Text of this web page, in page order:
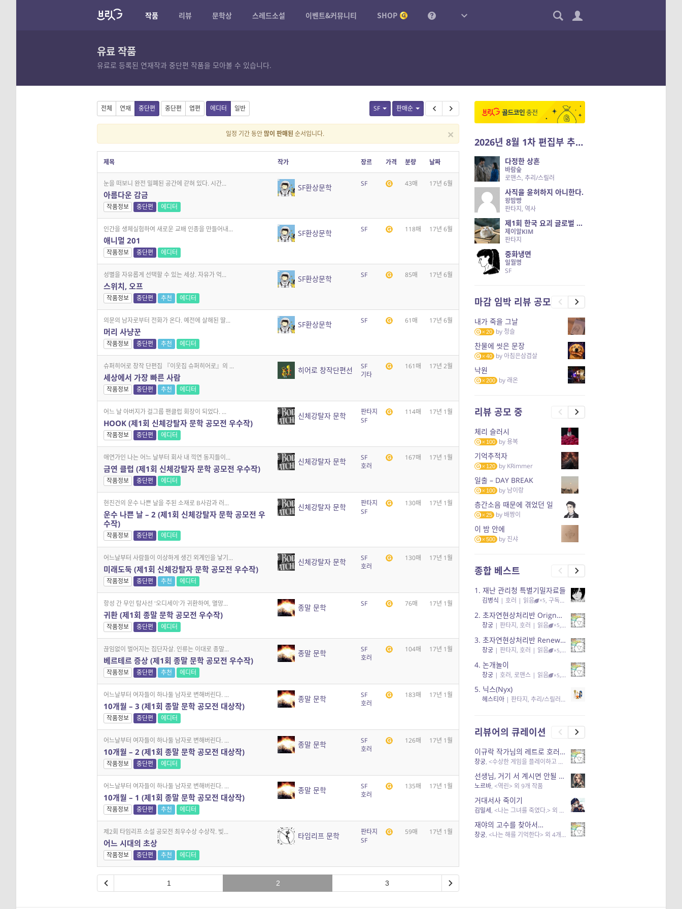
작품 리뷰 문학상 스레드소설 이벤트&커뮤니티 SHOP
유료 작품
유료로 등록된 연재작과 중단편 작품을 모아볼 수 있습니다.
SF 판매순
전체 연재 중단편 중단편 엽편 에디터 일반
×
일정 기간 동안많이 판매된 순서입니다.
제목 작가 장르 가격 분량 날짜
눈을 떠보니 완전 밀폐된 공간에 갇혀 있다. 시간...
아름다운 감금
작품정보 중단편 에디터
SF환상문학 SF 43매 17년 6월
인간을 생체실험하여 새로운 교배 인종을 만들어내...
애니멀 201
작품정보 중단편 에디터
SF환상문학 SF 118매 17년 6월
성별을 자유롭게 선택할 수 있는 세상. 자유가 억...
스위치, 오프
작품정보 중단편 추천 에디터
SF환상문학 SF 85매 17년 6월
의문의 남자로부터 전화가 온다. 예전에 살해된 딸...
머리 사냥꾼
작품정보 중단편 추천 에디터
SF환상문학 SF 61매 17년 6월
슈퍼히어로 창작 단편집 『이웃집 슈퍼히어로』의 ...
세상에서 가장 빠른 사람
작품정보 중단편 추천 에디터
히어로 창작단편선
SF
기타
161매 17년 2월
어느 날 아버지가 걸그룹 팬클럽 회장이 되었다. ...
HOOK (제1회 신체강탈자 문학 공모전 우수작)
작품정보 중단편 에디터
신체강탈자 문학
판타지
SF
114매 17년 1월
애연가인 나는 어느 날부터 회사 내 끽연 동지들이...
금연 클럽 (제1회 신체강탈자 문학 공모전 우수작)
작품정보 중단편 에디터
신체강탈자 문학
SF
호러
167매 17년 1월
현진건의 운수 나쁜 날을 주된 소재로 B사감과 러...
운수 나쁜 날 – 2 (제1회 신체강탈자 문학 공모전 우
수작)
작품정보 중단편 에디터
신체강탈자 문학
판타지
SF
130매 17년 1월
어느날부터 사람들이 이상하게 생긴 외계인을 낳기...
미래도둑 (제1회 신체강탈자 문학 공모전 우수작)
작품정보 중단편 추천 에디터
신체강탈자 문학
SF
호러
130매 17년 1월
항성 간 무인 탐사선 '오디세이'가 귀환하여, 멸망...
귀환 (제1회 종말 문학 공모전 우수작)
작품정보 중단편 에디터
종말 문학 SF 76매 17년 1월
끊임없이 벌어지는 집단자살. 인류는 이대로 종말...
베르테르 증상 (제1회 종말 문학 공모전 우수작)
작품정보 중단편 추천 에디터
종말 문학
SF
호러
104매 17년 1월
어느날부터 여자들이 하나둘 남자로 변해버린다. ...
10개월 – 3 (제1회 종말 문학 공모전 대상작)
작품정보 중단편 에디터
종말 문학
SF
호러
183매 17년 1월
어느날부터 여자들이 하나둘 남자로 변해버린다. ...
10개월 – 2 (제1회 종말 문학 공모전 대상작)
작품정보 중단편 에디터
종말 문학
SF
호러
126매 17년 1월
어느날부터 여자들이 하나둘 남자로 변해버린다. ...
10개월 – 1 (제1회 종말 문학 공모전 대상작)
작품정보 중단편 추천 에디터
종말 문학
SF
호러
135매 17년 1월
제2회 타임리프 소설 공모전 최우수상 수상작. 빚...
어느 시대의 초상
작품정보 중단편 추천 에디터
타임리프 문학
판타지
SF
59매 17년 1월
1 2 3
2026년 8월 1차 편집부 추천작
다정한 상흔
바람숲
로맨스, 추리/스릴러
사직을 윤허하지 아니한다.
왕밤빵
판타지, 역사
제1회 한국 요괴 글로벌 진출 공개 오디션 시즌 2 — 나는 요괴다
제이알KIM
판타지
중화냉면
일월명
SF
마감 임박 리뷰 공모
내가 죽을 그날
20 by 청슬
찬물에 씻은 문장
40 by 아침은삼겹살
낙원
200 by 래온
리뷰 공모 중
체리 슬러시
100 by용복
기억추적자
120 by KRimmer
일출 – DAY BREAK
100 by 남이랑
층간소음 때문에 겪었던 일
25 by 배짱이
이 밤 안에
500 by 진샤
종합 베스트
1. 재난 관리청 특별기밀자료들
김병식 | 호러 | 읽음 ×5, 구독 , 응원95, 리뷰3
2. 초자연현상처리반 Orignal + True Ending
창궁 | 판타지, 호러 | 읽음 ×5, 구독 , 응원6
3. 초자연현상처리반 Renewal
창궁 | 판타지, 호러 | 읽음 ×5, 구독 , 응원82, 리뷰4
4. 논개놀이
창궁 | 호러, 로맨스 | 읽음 ×5, 공감11, 응원25
5. 닉스(Nyx)
헤스티아 | 판타지, 추리/스릴러| 읽음
리뷰어의 큐레이션
이규락 작가님의 레트로 호러 리뷰
창궁, <수상한 게임을 플레이하고 있어> 외 3개 작품
선생님, 거기 서 계시면 안될 것 같은데요-역할 클리셰를 비튼 작품들
노르바, <역린> 외 9개 작품
거대서사 죽이기
김밀세, <나는 그녀를 죽였다.> 외 1개 작품
재야의 고수를 찾아서…
창궁, <나는 해를 기억한다> 외 4개 작품